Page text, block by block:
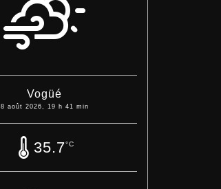
Vogüé
8 août 2026, 19 h 41 min
35.7°C